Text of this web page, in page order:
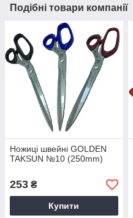
Подібні товари компанії
Ножиці швейні GOLDEN
TAKSUN №10 (250mm)
253 ₴
Купити